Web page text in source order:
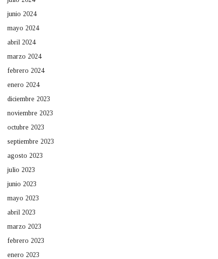
junio 2024
mayo 2024
abril 2024
marzo 2024
febrero 2024
enero 2024
diciembre 2023
noviembre 2023
octubre 2023
septiembre 2023
agosto 2023
julio 2023
junio 2023
mayo 2023
abril 2023
marzo 2023
febrero 2023
enero 2023